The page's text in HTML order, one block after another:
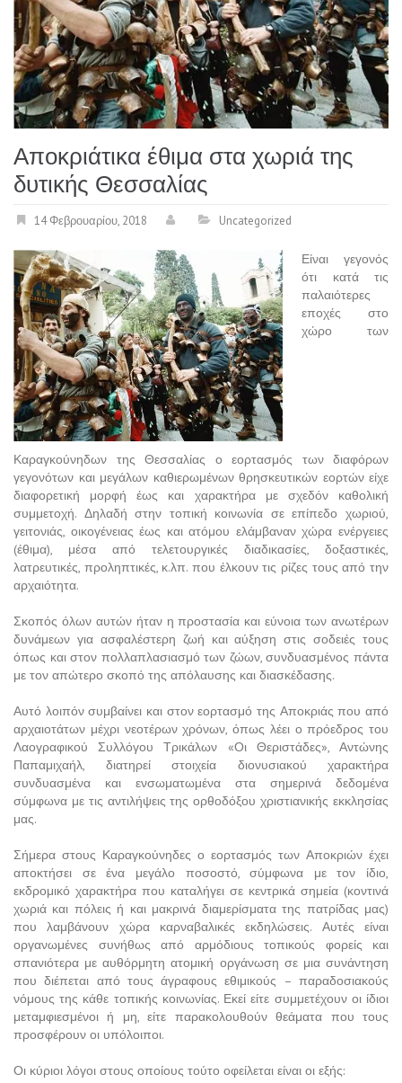
Αποκριάτικα έθιμα στα χωριά της
δυτικής Θεσσαλίας
14 Φεβρουαρίου, 2018 Uncategorized
Είναι γεγονός
ότι κατά τις
παλαιότερες
εποχές στο
χώρο των
Καραγκούνηδων της Θεσσαλίας ο εορτασμός των διαφόρων
γεγονότων και μεγάλων καθιερωμένων θρησκευτικών εορτών είχε
διαφορετική μορφή έως και χαρακτήρα με σχεδόν καθολική
συμμετοχή. Δηλαδή στην τοπική κοινωνία σε επίπεδο χωριού,
γειτονιάς, οικογένειας έως και ατόμου ελάμβαναν χώρα ενέργειες
(έθιμα), μέσα από τελετουργικές διαδικασίες, δοξαστικές,
λατρευτικές, προληπτικές, κ.λπ. που έλκουν τις ρίζες τους από την
αρχαιότητα.
Σκοπός όλων αυτών ήταν η προστασία και εύνοια των ανωτέρων
δυνάμεων για ασφαλέστερη ζωή και αύξηση στις σοδειές τους
όπως και στον πολλαπλασιασμό των ζώων, συνδυασμένος πάντα
με τον απώτερο σκοπό της απόλαυσης και διασκέδασης.
Αυτό λοιπόν συμβαίνει και στον εορτασμό της Αποκριάς που από
αρχαιοτάτων μέχρι νεοτέρων χρόνων, όπως λέει ο πρόεδρος του
Λαογραφικού Συλλόγου Τρικάλων «Οι Θεριστάδες», Αντώνης
Παπαμιχαήλ, διατηρεί στοιχεία διονυσιακού χαρακτήρα
συνδυασμένα και ενσωματωμένα στα σημερινά δεδομένα
σύμφωνα με τις αντιλήψεις της ορθοδόξου χριστιανικής εκκλησίας
μας.
Σήμερα στους Καραγκούνηδες ο εορτασμός των Αποκριών έχει
αποκτήσει σε ένα μεγάλο ποσοστό, σύμφωνα με τον ίδιο,
εκδρομικό χαρακτήρα που καταλήγει σε κεντρικά σημεία (κοντινά
χωριά και πόλεις ή και μακρινά διαμερίσματα της πατρίδας μας)
που λαμβάνουν χώρα καρναβαλικές εκδηλώσεις. Αυτές είναι
οργανωμένες συνήθως από αρμόδιους τοπικούς φορείς και
σπανιότερα με αυθόρμητη ατομική οργάνωση σε μια συνάντηση
που διέπεται από τους άγραφους εθιμικούς – παραδοσιακούς
νόμους της κάθε τοπικής κοινωνίας. Εκεί είτε συμμετέχουν οι ίδιοι
μεταμφιεσμένοι ή μη, είτε παρακολουθούν θεάματα που τους
προσφέρουν οι υπόλοιποι.
Οι κύριοι λόγοι στους οποίους τούτο οφείλεται είναι οι εξής: